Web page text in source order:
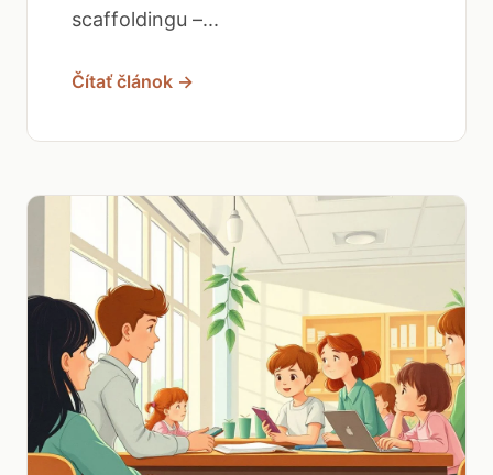
scaffoldingu –...
Čítať článok →